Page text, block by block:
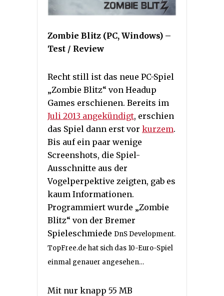
Zombie Blitz (PC, Windows) –
Test / Review
Recht still ist das neue PC-Spiel
„Zombie Blitz“ von Headup
Games erschienen. Bereits im
Juli 2013 angekündigt, erschien
das Spiel dann erst vor kurzem.
Bis auf ein paar wenige
Screenshots, die Spiel-
Ausschnitte aus der
Vogelperpektive zeigten, gab es
kaum Informationen.
Programmiert wurde „Zombie
Blitz“ von der Bremer
Spieleschmiede DnS Development.
TopFree.de hat sich das 10-Euro-Spiel
einmal genauer angesehen…
Mit nur knapp 55 MB